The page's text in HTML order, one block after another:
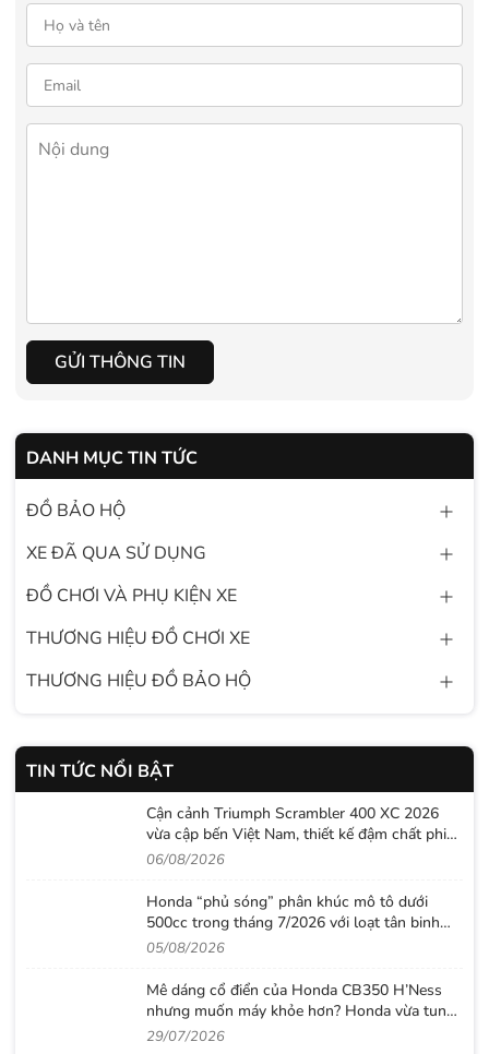
GỬI THÔNG TIN
DANH MỤC TIN TỨC
ĐỒ BẢO HỘ
XE ĐÃ QUA SỬ DỤNG
ĐỒ CHƠI VÀ PHỤ KIỆN XE
THƯƠNG HIỆU ĐỒ CHƠI XE
THƯƠNG HIỆU ĐỒ BẢO HỘ
TIN TỨC NỔI BẬT
Cận cảnh Triumph Scrambler 400 XC 2026
vừa cập bến Việt Nam, thiết kế đậm chất phiêu
lưu cùng mức giá dễ tiếp cận
06/08/2026
Honda “phủ sóng” phân khúc mô tô dưới
500cc trong tháng 7/2026 với loạt tân binh
đáng chú ý
05/08/2026
Mê dáng cổ điển của Honda CB350 H’Ness
nhưng muốn máy khỏe hơn? Honda vừa tung
ra lời giải với CB500 mới
29/07/2026